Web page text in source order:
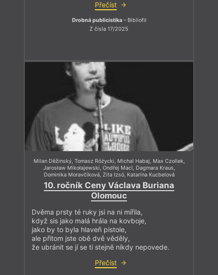
Přečíst
Drobná publicistika– Bibliofil
Z čísla 17/2025
Milan Děžinský, Tomasz Różycki Michal Habaj Max Czollek
Jarosław Mikołajewski Ondřej Macl Dagmara Kraus
Dominika Moravčíková, Zita Izsó, Katarína Kucbelová
10. ročník Ceny Václava Buriana
Olomouc
Dvěma prsty té ruky jsi na ni mířila,
když sis jako malá hrála na kovboje,
jako by to byla hlaveň pistole,
ale přitom jste obě dvě věděly,
že ubránit se jí se ti stejně nikdy nepovede.
Přečíst